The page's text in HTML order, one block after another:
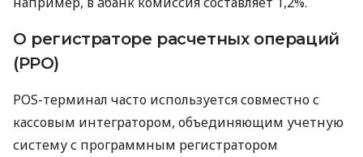
О регистраторе расчетных операций
(РРО)
POS-терминал часто используется совместно с
кассовым интегратором, объединяющим учетную
систему с программным регистратором